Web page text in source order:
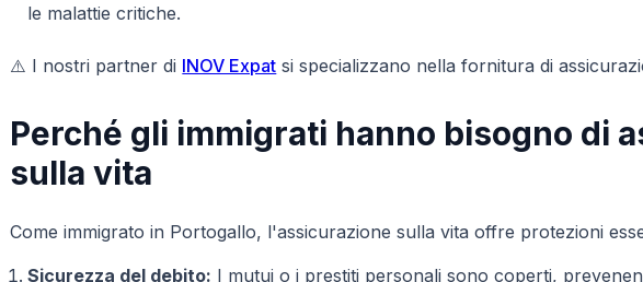
le malattie critiche.
⚠️ I nostri partner di INOV Expat si specializzano nella fornitura di
Perché gli immigrati hanno bisogno di
sulla vita
Come immigrato in Portogallo, l'assicurazione sulla vita offre protezioni
Sicurezza del debito: I mutui o i prestiti personali sono coperti,